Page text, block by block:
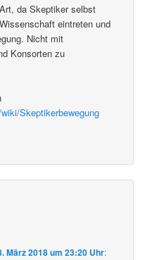
da Skeptiker selbst
eintreten und
Nicht mit
Konsorten zu
Skeptikerbewegung
März 2018 um 23:20 Uhr: